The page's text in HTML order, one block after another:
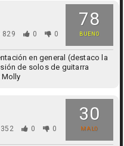
78
BUENO
829 0 0
en general (destaco la
de solos de guitarra
30
MALO
352 0 0